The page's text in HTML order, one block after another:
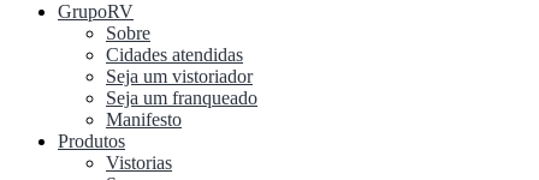
GrupoRV
Sobre
Cidades atendidas
Seja um vistoriador
Seja um franqueado
Manifesto
Produtos
Vistorias